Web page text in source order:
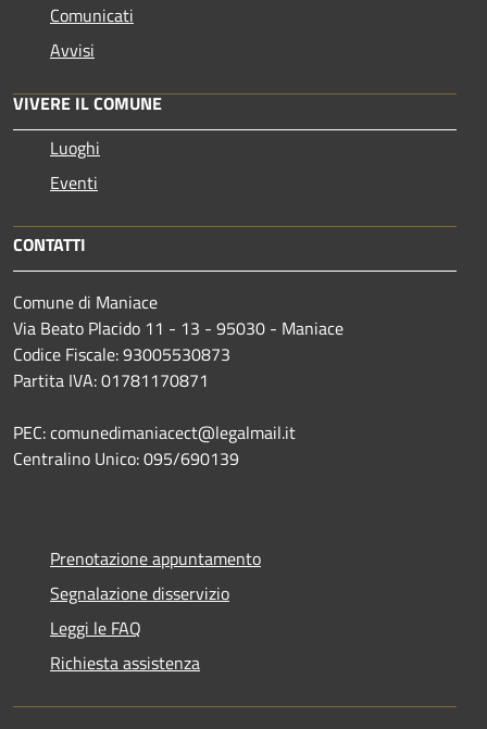
Comunicati
Avvisi
VIVERE IL COMUNE
Luoghi
Eventi
CONTATTI
Comune di Maniace
Via Beato Placido 11 - 13 - 95030 - Maniace
Codice Fiscale: 93005530873
Partita IVA: 01781170871
PEC: comunedimaniacect@legalmail.it
Centralino Unico: 095/690139
Prenotazione appuntamento
Segnalazione disservizio
Leggi le FAQ
Richiesta assistenza